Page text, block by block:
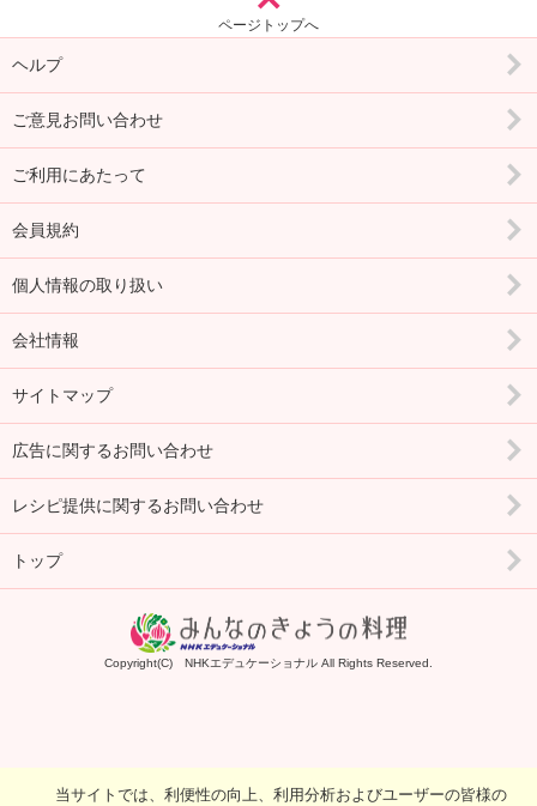
ページトップへ
ヘルプ
ご意見お問い合わせ
ご利用にあたって
会員規約
個人情報の取り扱い
会社情報
サイトマップ
広告に関するお問い合わせ
レシピ提供に関するお問い合わせ
トップ
Copyright(C) NHKエデュケーショナル All Rights Reserved.
当サイトでは、利便性の向上、利用分析およびユーザーの皆様の